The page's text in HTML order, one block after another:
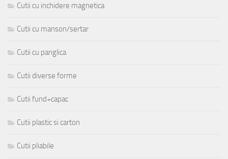
Cutii cu inchidere magnetica
Cutii cu manson/sertar
Cutii cu panglica
Cutii diverse forme
Cutii fund+capac
Cutii plastic si carton
Cutii pliabile